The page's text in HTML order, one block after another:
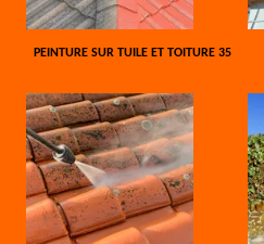
PEINTURE SUR TUILE ET TOITURE 35